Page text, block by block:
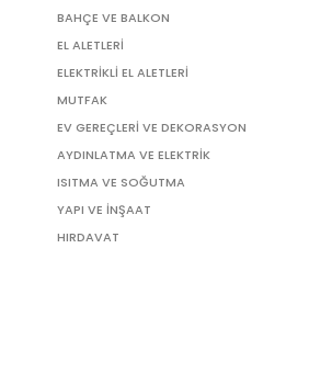
BAHÇE VE BALKON
EL ALETLERİ
ELEKTRİKLİ EL ALETLERİ
MUTFAK
EV GEREÇLERİ VE DEKORASYON
AYDINLATMA VE ELEKTRİK
ISITMA VE SOĞUTMA
YAPI VE İNŞAAT
HIRDAVAT